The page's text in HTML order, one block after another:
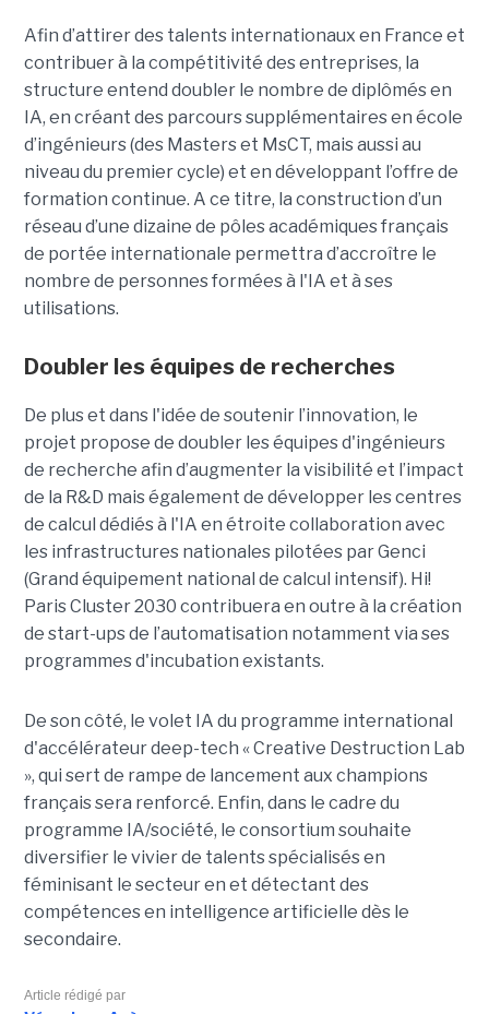
Afin d’attirer des talents internationaux en France et
contribuer à la compétitivité des entreprises, la
structure entend doubler le nombre de diplômés en
IA, en créant des parcours supplémentaires en école
d’ingénieurs (des Masters et MsCT, mais aussi au
niveau du premier cycle) et en développant l’offre de
formation continue. A ce titre, la construction d’un
réseau d’une dizaine de pôles académiques français
de portée internationale permettra d’accroître le
nombre de personnes formées à l'IA et à ses
utilisations.
Doubler les équipes de recherches
De plus et dans l'idée de soutenir l’innovation, le
projet propose de doubler les équipes d'ingénieurs
de recherche afin d’augmenter la visibilité et l’impact
de la R&D mais également de développer les centres
de calcul dédiés à l'IA en étroite collaboration avec
les infrastructures nationales pilotées par Genci
(Grand équipement national de calcul intensif). Hi!
Paris Cluster 2030 contribuera en outre à la création
de start-ups de l’automatisation notamment via ses
programmes d'incubation existants.
De son côté, le volet IA du programme international
d'accélérateur deep-tech « Creative Destruction Lab
», qui sert de rampe de lancement aux champions
français sera renforcé. Enfin, dans le cadre du
programme IA/société, le consortium souhaite
diversifier le vivier de talents spécialisés en
féminisant le secteur en et détectant des
compétences en intelligence artificielle dès le
secondaire.
Article rédigé par